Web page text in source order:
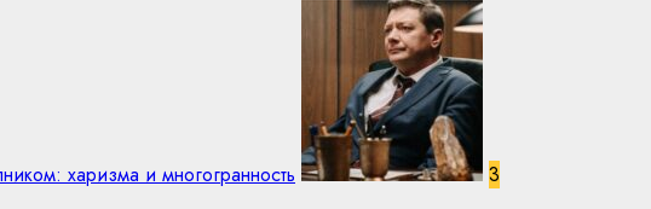
харизма и многогранность 3